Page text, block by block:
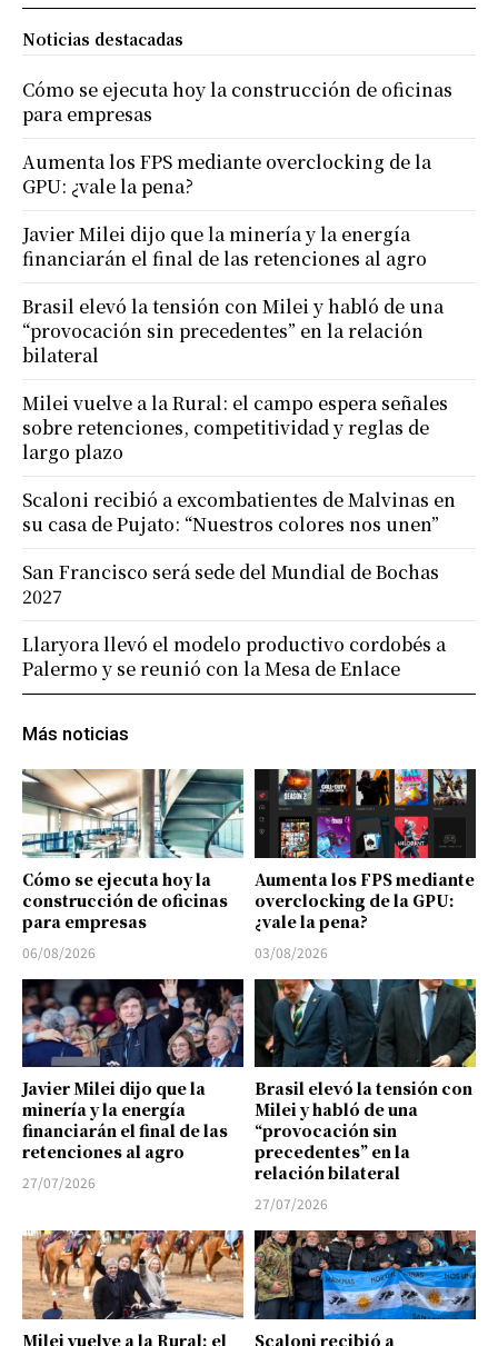
Más noticias
Cómo se ejecuta hoy la
construcción de oficinas
para empresas
06/08/2026
Aumenta los FPS mediante
overclocking de la GPU:
¿vale la pena?
03/08/2026
Javier Milei dijo que la
minería y la energía
financiarán el final de las
retenciones al agro
27/07/2026
Brasil elevó la tensión con
Milei y habló de una
“provocación sin
precedentes” en la
relación bilateral
27/07/2026
Milei vuelve a la Rural: el Scaloni recibió a
Noticias destacadas
Cómo se ejecuta hoy la construcción de oficinas
para empresas
Aumenta los FPS mediante overclocking de la
GPU: ¿vale la pena?
Javier Milei dijo que la minería y la energía
financiarán el final de las retenciones al agro
Brasil elevó la tensión con Milei y habló de una
“provocación sin precedentes” en la relación
bilateral
Milei vuelve a la Rural: el campo espera señales
sobre retenciones, competitividad y reglas de
largo plazo
Scaloni recibió a excombatientes de Malvinas en
su casa de Pujato: “Nuestros colores nos unen”
San Francisco será sede del Mundial de Bochas
2027
Llaryora llevó el modelo productivo cordobés a
Palermo y se reunió con la Mesa de Enlace